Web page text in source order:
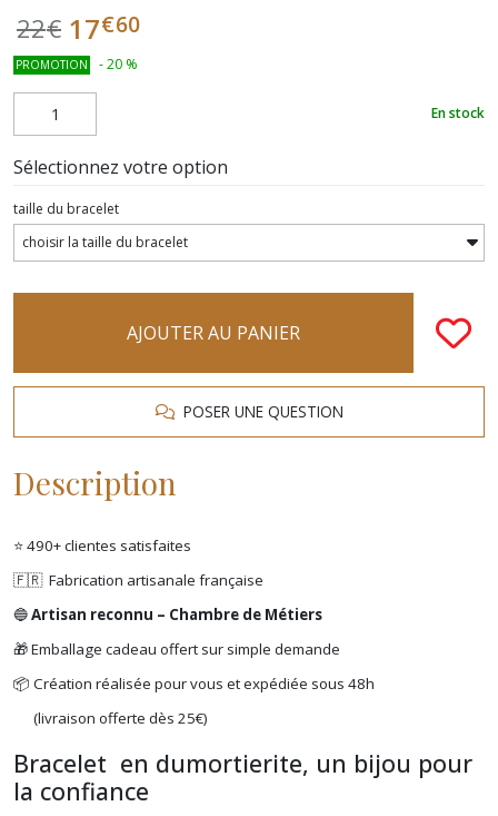
22€ 17€60
PROMOTION -20 %
En stock
Sélectionnez votre option
taille du bracelet
AJOUTER AU PANIER
POSER UNE QUESTION
Description
⭐ 490+ clientes satisfaites
🇫🇷 Fabrication artisanale française
🔵Artisan reconnu – Chambre de Métiers
🎁 Emballage cadeau offert sur simple demande
📦 Création réalisée pour vous et expédiée sous 48h
(livraison offerte dès 25€)
Bracelet en dumortierite, un bijou pour
la confiance